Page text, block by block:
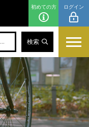
初めての方 ログイン
検索